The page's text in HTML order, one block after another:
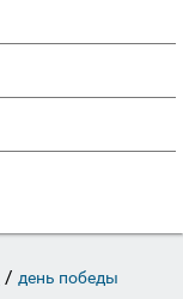
/ день победы